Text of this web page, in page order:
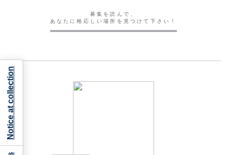
募集を読んで、
あなたに相応しい場所を見つけて下さい！
Notice at collection